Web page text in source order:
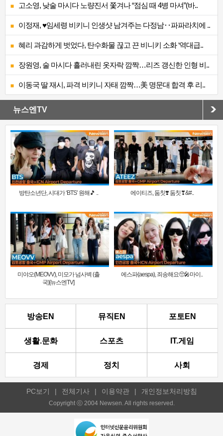
고소영, 낮술 마시다 노량진서 쫓겨나 “점심 때 4병 마셔”(바..
이정재, ♥임세령 비키니 인생샷 남겨주는 다정남‥파파라치에 ..
혜리 과감하게 벗었다, 탄수화물 끊고 끈 비니키 소화 ‘역대급..
장원영, 술 마시다 흘러내린 옷자락 깜짝…리즈 갱신한 인형 비..
이동국 딸 재시, 파격 비키니 자태 깜짝…美 명문대 합격 후 리..
뉴스엔TV
방탄소년단, 시대가 ‘BTS’ 원해🎵 .. 에이티즈, 둠칫❣️ 둠칫❣&#..
미야오(MEOVV), 미모가 넘사벽 (출
국)[뉴스엔TV]
에스파(aespa), 죄송해요🥺🎤마이..
방송EN 뮤직EN 포토EN
생활.문화 스포츠 IT.게임
경제 정치 사회
PC보기 | 전체기사 | 이용약관 | 개인정보처리방침
Copyright ⓒ 2004 Newsen. All rights reserved.